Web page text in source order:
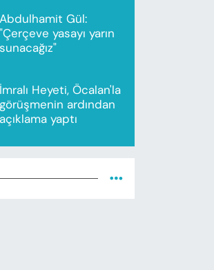
Abdulhamit Gül:
"Çerçeve yasayı yarın
sunacağız"
İmralı Heyeti, Öcalan'la
görüşmenin ardından
açıklama yaptı